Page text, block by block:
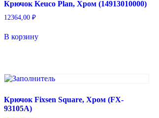
Крючок Keuco Plan, Хром (14913010000)
12364,00 ₽
В корзину
Крючок Fixsen Square, Хром (FX-
93105A)